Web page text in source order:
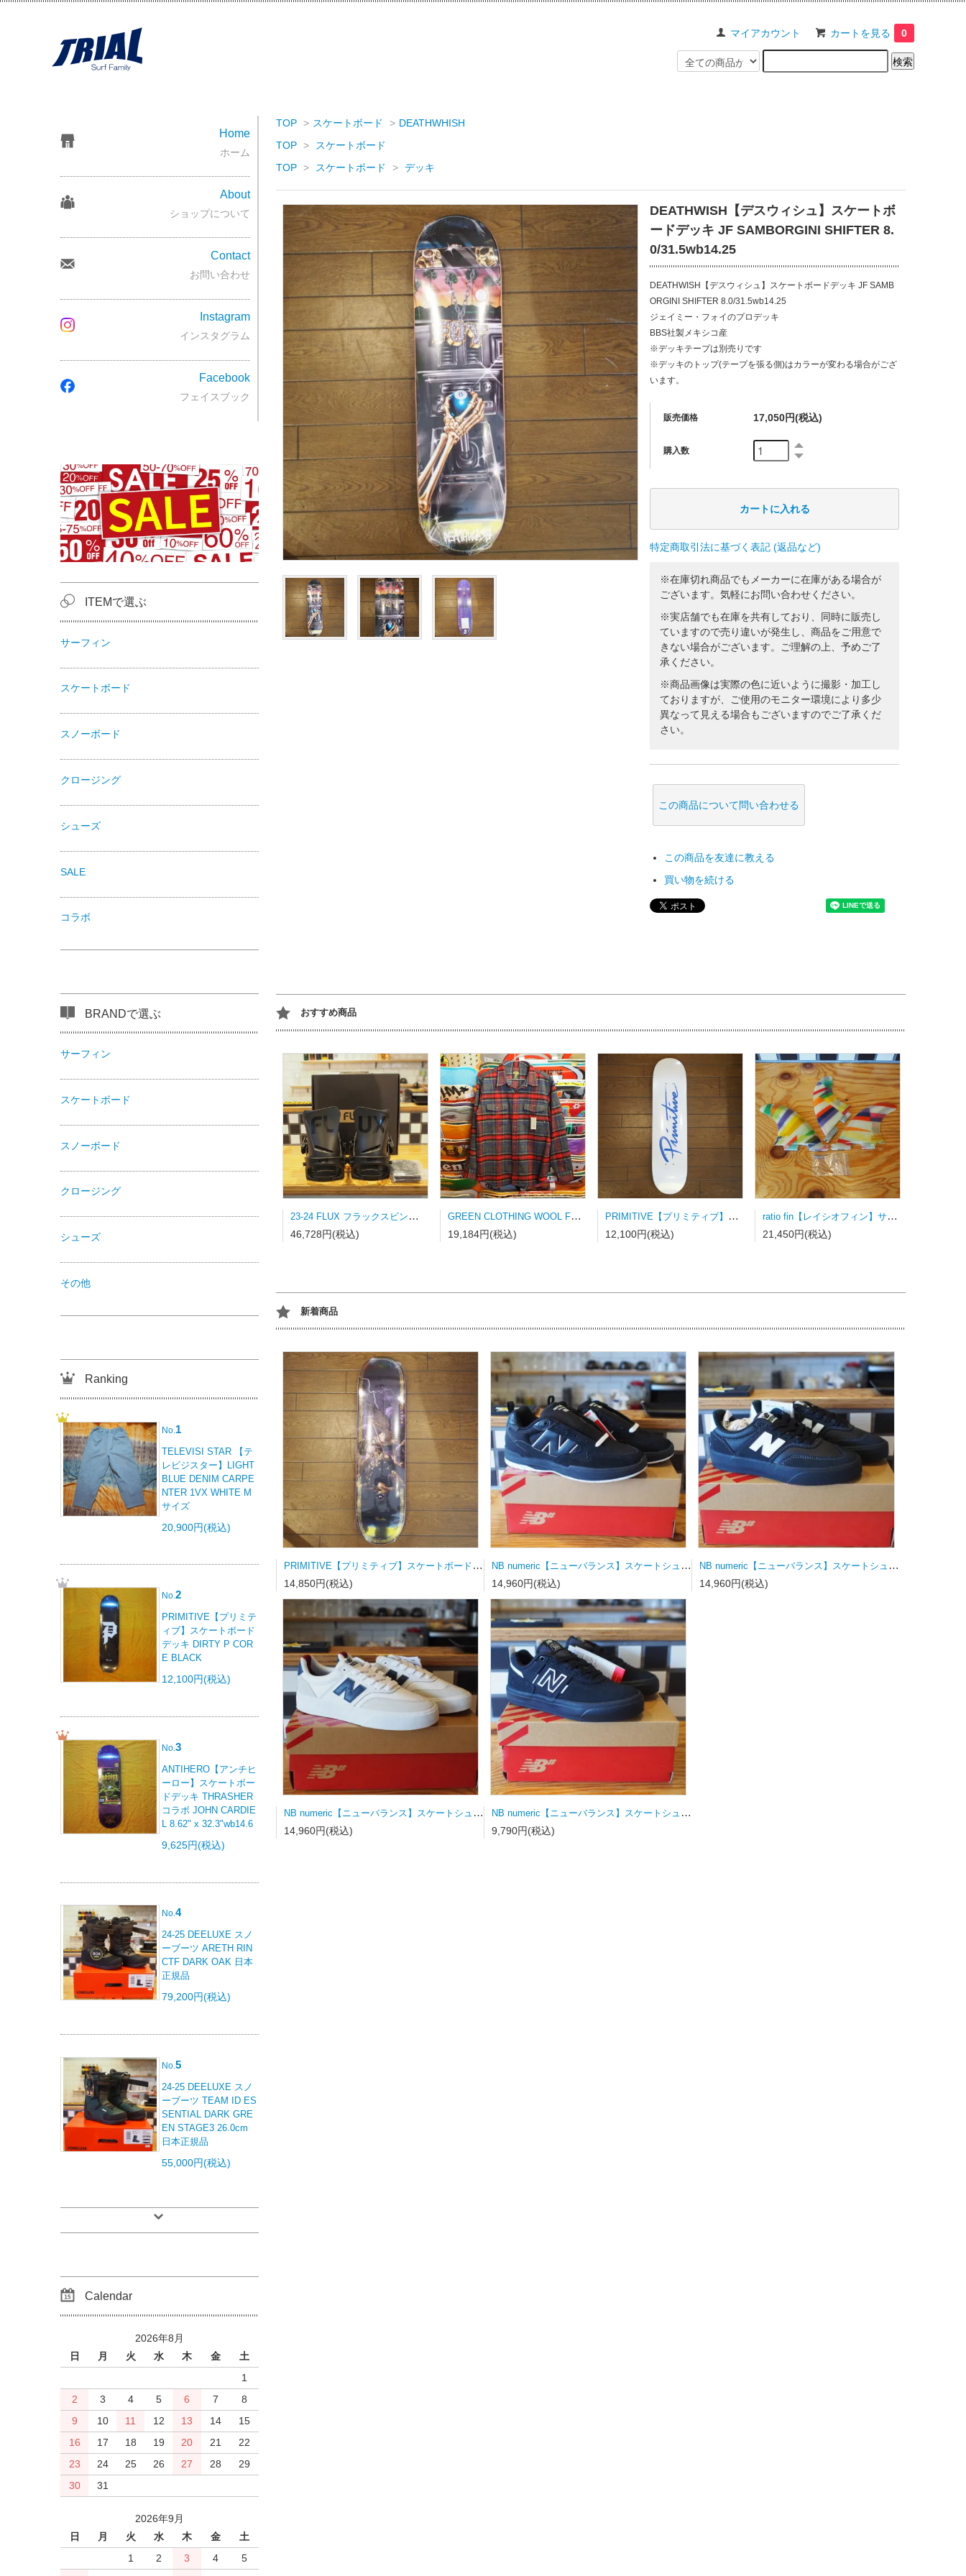
マイアカウント カートを見る 0
TOP > スケートボード > DEATHWHISH
TOP >
スケートボード
TOP > スケートボード > デッキ
DEATHWISH【デスウィシュ】スケートボ
ードデッキ JF SAMBORGINI SHIFTER 8.
0/31.5wb14.25
DEATHWISH【デスウィシュ】スケートボードデッキ JF SAMB
ORGINI SHIFTER 8.0/31.5wb14.25
ジェイミー・フォイのプロデッキ
BBS社製メキシコ産
※デッキテープは別売りです
※デッキのトップ(テープを張る側)はカラーが変わる場合がござ
います。
販売価格 17,050円(税込)
購入数
特定商取引法に基づく表記 (返品など)
※在庫切れ商品でもメーカーに在庫がある場合が
ございます。気軽にお問い合わせください。
※実店舗でも在庫を共有しており、同時に販売し
ていますので売り違いが発生し、商品をご用意で
きない場合がございます。ご理解の上、予めご了
承ください。
※商品画像は実際の色に近いように撮影・加工し
ておりますが、ご使用のモニター環境により多少
異なって見える場合もございますのでご了承くだ
さい。
この商品について問い合わせる
この商品を友達に教える
買い物を続ける
おすすめ商品
23-24 FLUX フラックスビンディング DS-LTD MATT BLACK Mサイズ
46,728円(税込)
GREEN CLOTHING WOOL FLANNEL SHRAT Lサイズ
19,184円(税込)
PRIMITIVE【プリミティブ】スケートボードデッキ NUEVO SCRIPT WHITE/DODGERS BLUE
12,100円(税込)
ratio fin【レイシオフィン】サーフボードフィン FCSⅡ用トライフィン Sサイズ カラーストライプ
21,450円(税込)
新着商品
PRIMITIVE【プリミティブ】スケートボードデッキ MOTA CLASH PURPLE 8.0×31.75wb14.19
14,850円(税込)
NB numeric【ニューバランス】スケートシューズ UN808LSC
14,960円(税込)
NB numeric【ニューバランス】スケートシューズ UN340YRW 23.0ｃｍ
14,960円(税込)
NB numeric【ニューバランス】スケートシューズ UN340WVS
14,960円(税込)
NB numeric【ニューバランス】スケートシューズ Y306BSD キッズ
9,790円(税込)
Home
ホーム
About
ショップについて
Contact
お問い合わせ
Instagram
インスタグラム
Facebook
フェイスブック
ITEMで選ぶ
サーフィン
スケートボード
スノーボード
クロージング
シューズ
SALE
コラボ
BRANDで選ぶ
サーフィン
スケートボード
スノーボード
クロージング
シューズ
その他
Ranking
No. 1
TELEVISI STAR 【テ
レビジスター】LIGHT
BLUE DENIM CARPE
NTER 1VX WHITE M
サイズ
20,900円(税込)
No.2
PRIMITIVE【プリミテ
ィブ】スケートボード
デッキ DIRTY P COR
E BLACK
12,100円(税込)
No. 3
ANTIHERO【アンチヒ
ーロー】スケートボー
ドデッキ THRASHER
コラボ JOHN CARDIE
L 8.62" x 32.3"wb14.6
9,625円(税込)
No.4
24-25 DEELUXE スノ
ーブーツ ARETH RIN
CTF DARK OAK 日本
正規品
79,200円(税込)
No.5
24-25 DEELUXE スノ
ーブーツ TEAM ID ES
SENTIAL DARK GRE
EN STAGE3 26.0cm
日本正規品
55,000円(税込)
Calendar
2026年8月
日
月 火 水 木 金
土
1
2
3 4 5 6 7
8
9
10 11 12 13 14
15
16
17 18 19 20 21
22
23
24 25 26 27 28
29
30
31
2026年9月
日
月 火 水 木 金
土
1
2 3 4
5